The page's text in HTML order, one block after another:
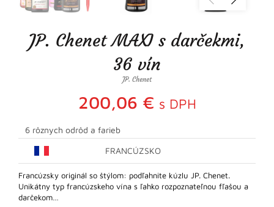
JP. Chenet MAXI s darčekmi,
36 vín
JP. Chenet
200,06 € s DPH
6 rôznych odrôd a farieb
FRANCÚZSKO
Francúzsky originál so štýlom: podľahnite kúzlu JP. Chenet.
Unikátny typ francúzskeho vína s ľahko rozpoznateľnou fľašou a
darčekom…